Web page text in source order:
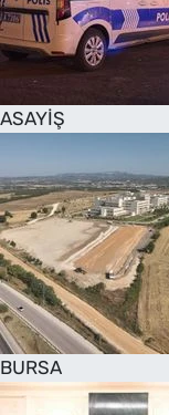
ASAYİŞ
BURSA
SAĞLIK
TV REHBERİ